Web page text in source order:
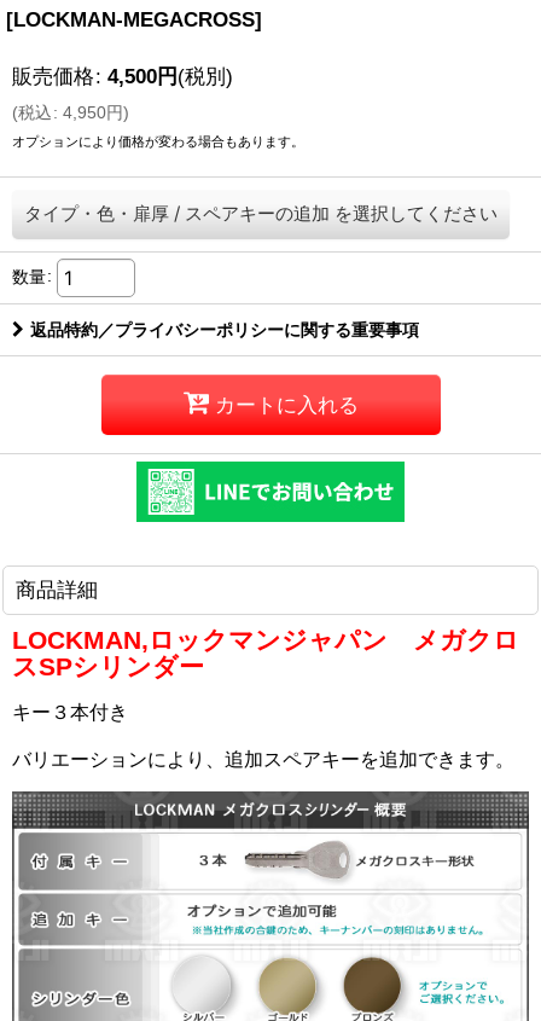
[LOCKMAN-MEGACROSS]
販売価格: 4,500円(税別)
(税込: 4,950円)
オプションにより価格が変わる場合もあります。
タイプ・色・扉厚 / スペアキーの追加 を選択してください
数量:
返品特約／プライバシーポリシーに関する重要事項
カートに入れる
商品詳細
LOCKMAN,ロックマンジャパン メガクロ
スSPシリンダー
キー３本付き
バリエーションにより、追加スペアキーを追加できます。